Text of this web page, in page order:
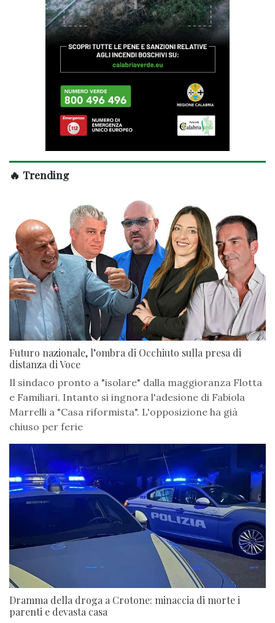
🔥 Trending
Futuro nazionale, l’ombra di Occhiuto sulla presa di
distanza di Voce
Il sindaco pronto a "isolare" dalla maggioranza Flotta
e Familiari. Intanto si ingnora l'adesione di Fabiola
Marrelli a "Casa riformista". L'opposizione ha già
chiuso per ferie
Dramma della droga a Crotone: minaccia di morte i
parenti e devasta casa